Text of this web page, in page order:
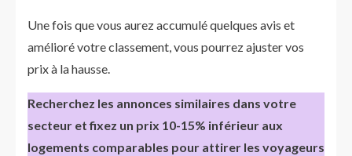
Une fois que vous aurez accumulé quelques avis et
amélioré votre classement, vous pourrez ajuster vos
prix à la hausse.
Recherchez les annonces similaires dans votre
secteur et fixez un prix 10-15% inférieur aux
logements comparables pour attirer les voyageurs